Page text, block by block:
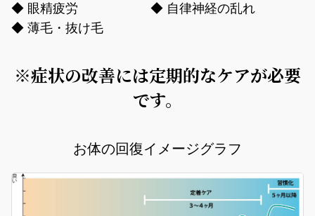
◆ 眼精疲労
◆ 自律神経の乱れ
◆ 薄毛・抜け毛
※症状の改善には定期的なケアが必要
です。
お体の回復イメージグラフ